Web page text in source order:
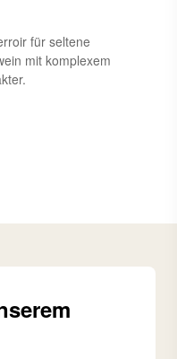
für seltene
mit komplexem